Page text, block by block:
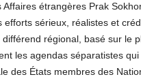
étrangères Prak
sérieux, réalistes et
régional, basé sur le
les agendas séparatistes
des États membres des